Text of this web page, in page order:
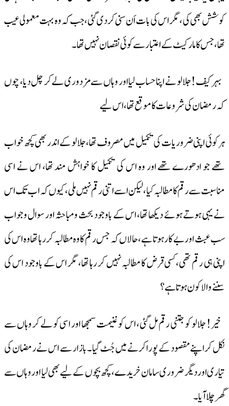
کوشش بھی کی، مگر اس کی بات اَن سنی کر دی گئی، جب کہ وہ بہت معمولی عیب
تھا، جس کا مارکیٹ کے اعتبار سے کوئی نقصان نہیں تھا۔
بہر کیف ! جلالو نے اپنا حساب لیا اور وہاں سے مزدوری لے کر چل دیا، چوں
کہ رمضان کی شروعات کا موقع تھا، اس لیے
ہر کوئی اپنی ضروریات کی تکمیل میں مصروف تھا، جلالو کے اندر بھی کچھ خواب
تھے جو ادھورے تھے اور وہ اس کی تکمیل کا خواہش مند تھا، اس نے اسی
مناسبت سے رقم کا مطالبہ کیا، لیکن اسے اتنی رقم نہیں ملی، کیوں کہ اب تک اس
نے یہی ہوتے ہوئے دیکھا تھا، اس کے باوجود بحث ومباحثہ اور سوال وجواب
سب عبث اور بے کار ہوتا ہے، حالاں کہ جس رقم کا وہ مطالبہ کر رہا تھا وہ اس کی
اپنی ہی رقم تھی، کسی قرض کا مطالبہ نہیں کر رہا تھا، مگر اس کے باوجود اس کی
سننے والا کون ہوتا ہے؟
خیر! جلالو کو جتنی رقم مل گئی، اس کو غنیمت سمجھا اور اسی کو لے کر وہاں سے
نکل کر اپنے مقصود کے پورا کرنے میں جُٹ گیا۔ بازار سے اس نے رمضان کی
تیاری اور دیگر ضروری سامان خریدے، کچھ بچوں کے لیے بھی لیا اور وہاں سے
گھر چلا آیا۔